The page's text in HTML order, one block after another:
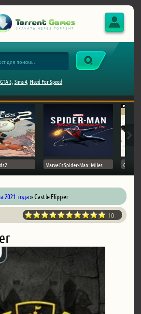
GTA 5, Sims 4, Need For Speed
2 Marvel's Spider-Man: Miles Ghost
2021 года» Castle Flipper
10